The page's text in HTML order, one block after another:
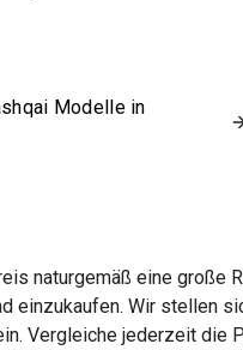
Modelle in
naturgemäß eine
Wir stellen
Vergleiche jederzeit